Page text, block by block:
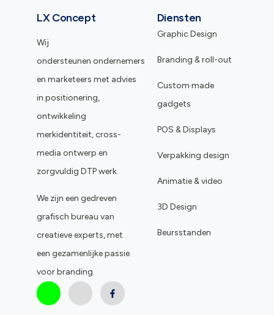
LX Concept
Wij
ondersteunen ondernemers
en marketeers met advies
in positionering,
ontwikkeling
merkidentiteit, cross-
media ontwerp en
zorgvuldig DTP werk.
We zijn een gedreven
grafisch bureau van
creatieve experts, met
een gezamenlijke passie
voor branding.
Diensten
Graphic Design
Branding & roll-out
Custom made
gadgets
POS & Displays
Verpakking design
Animatie & video
3D Design
Beursstanden